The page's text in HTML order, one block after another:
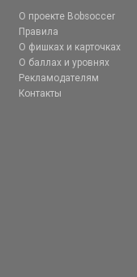
О проекте Bobsoccer
Правила
О фишках и карточках
О баллах и уровнях
Рекламодателям
Контакты